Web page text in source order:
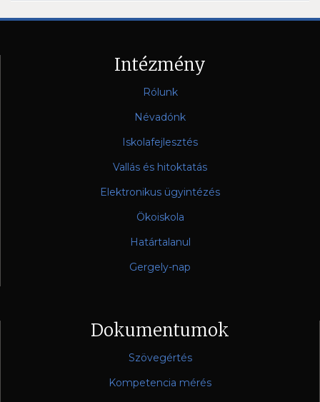
Intézmény
Rólunk
Névadónk
Iskolafejlesztés
Vallás és hitoktatás
Elektronikus ügyintézés
Ökoiskola
Határtalanul
Gergely-nap
Dokumentumok
Szövegértés
Kompetencia mérés